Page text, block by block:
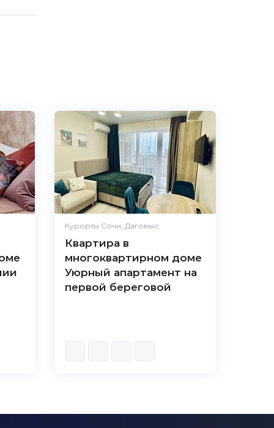
Курорты Сочи, Дагомыс
Квартира в
многоквартирном доме
Уюрный апартамент на
первой береговой